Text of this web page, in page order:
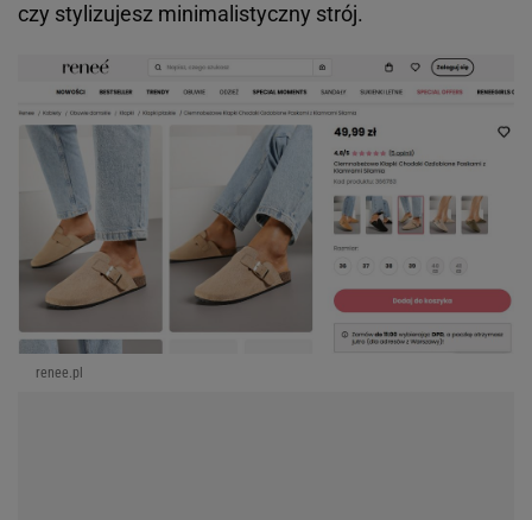
czy stylizujesz minimalistyczny strój.
renee.pl